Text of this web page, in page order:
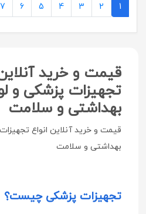
1
2
3
4
5
6
7
قیمت و خرید
تجهیزات پزشکی و
بهداشتی و سلامت
قیمت و خرید آنلاین انواع
بهداشتی و سلامت
تجهیزات پزشکی چیست؟